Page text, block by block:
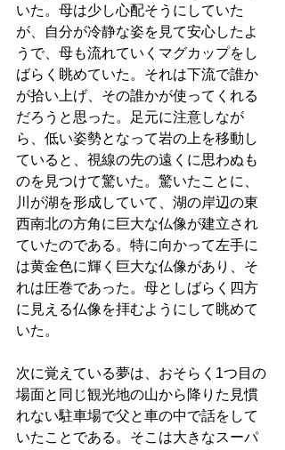
いた。母は少し心配そうにしていた
が、自分が冷静な姿を見て安心したよ
うで、母も流れていくマグカップをし
ばらく眺めていた。それは下流で誰か
が拾い上げ、その誰かが使ってくれる
だろうと思った。足元に注意しなが
ら、低い姿勢となって岩の上を移動し
ていると、視線の先の遠くに思わぬも
のを見つけて驚いた。驚いたことに、
川が湖を形成していて、湖の岸辺の東
西南北の方角に巨大な仏像が建立され
ていたのである。特に向かって左手に
は黄金色に輝く巨大な仏像があり、そ
れは圧巻であった。母としばらく四方
に見える仏像を拝むようにして眺めて
いた。
次に覚えている夢は、おそらく1つ目の
場面と同じ観光地の山から降りた見慣
れない駐車場で父と車の中で話をして
いたことである。そこは大きなスーパ